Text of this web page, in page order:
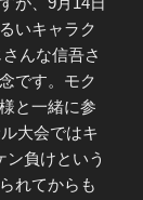
いキャラク
んな信吾さ
です。モク
と一緒に参
大会ではキ
負けという
れてからも